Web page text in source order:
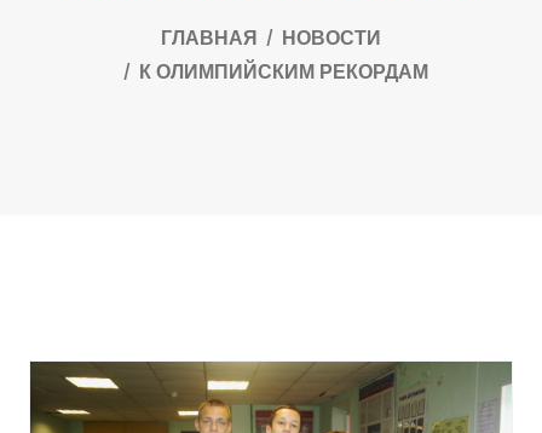
ГЛАВНАЯ
НОВОСТИ
К ОЛИМПИЙСКИМ РЕКОРДАМ